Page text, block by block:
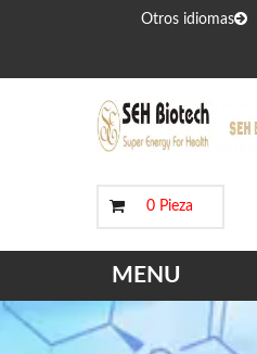
Otros idiomas
0 Pieza